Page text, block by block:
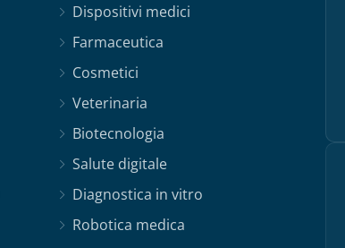
Dispositivi medici
Farmaceutica
Cosmetici
Veterinaria
Biotecnologia
Salute digitale
Diagnostica in vitro
Robotica medica